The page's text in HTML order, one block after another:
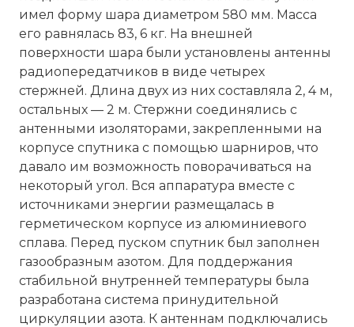
имел форму шара диаметром 580 мм. Масса
его равнялась 83, 6 кг. На внешней
поверхности шара были установлены антенны
радиопередатчиков в виде четырех
стержней. Длина двух из них составляла 2, 4 м,
остальных — 2 м. Стержни соединялись с
антенными изоляторами, закрепленными на
корпусе спутника с помощью шарниров, что
давало им возможность поворачиваться на
некоторый угол. Вся аппаратура вместе с
источниками энергии размещалась в
герметическом корпусе из алюминиевого
сплава. Перед пуском спутник был заполнен
газообразным азотом. Для поддержания
стабильной внутренней температуры была
разработана система принудительной
циркуляции азота. К антеннам подключались